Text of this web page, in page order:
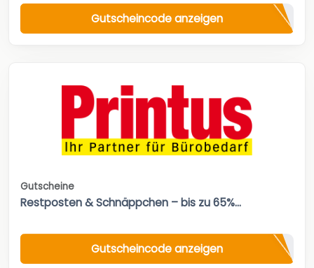
Gutscheincode anzeigen
Gutscheine
Restposten & Schnäppchen – bis zu 65%...
Gutscheincode anzeigen